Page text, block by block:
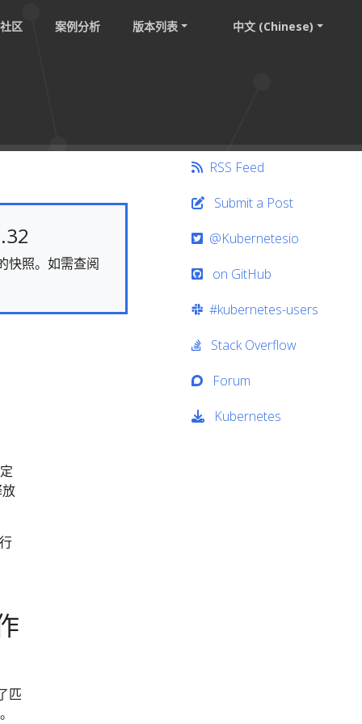
社区 案例分析 版本列表 中文 (Chinese)
快照。如需查阅
匹
RSS Feed
Submit a Post
@Kubernetesio
on GitHub
#kubernetes-users
Stack Overflow
Forum
Kubernetes